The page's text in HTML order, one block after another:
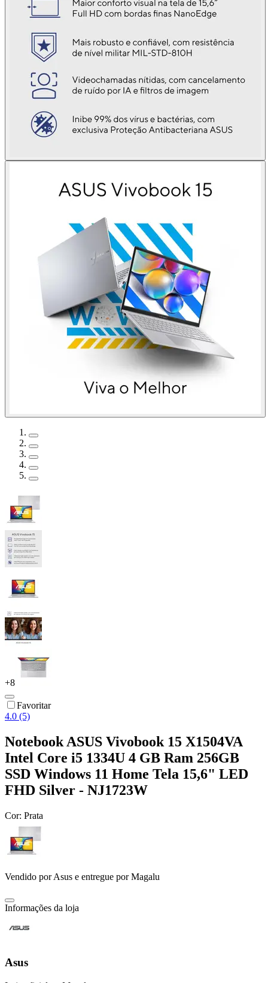
+8
Favoritar
4.0 (5)
Notebook ASUS Vivobook 15 X1504VA
Intel Core i5 1334U 4 GB Ram 256GB
SSD Windows 11 Home Tela 15,6" LED
FHD Silver - NJ1723W
Cor: Prata
Vendido porAsus e entregue por Magalu
Informações da loja
Asus